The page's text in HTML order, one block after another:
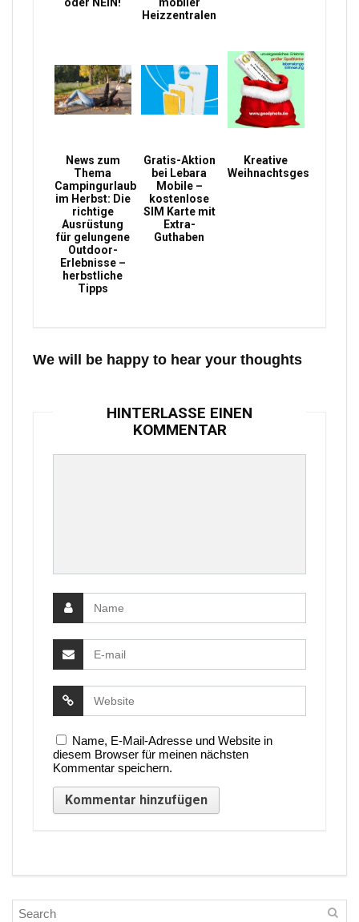
oder NEIN!
mobiler
Heizzentralen
News zum
Thema
Campingurlaub
im Herbst: Die
richtige
Ausrüstung
für gelungene
Outdoor-
Erlebnisse –
herbstliche
Tipps
Gratis-Aktion
bei Lebara
Mobile –
kostenlose
SIM Karte mit
Extra-
Guthaben
Kreative
Weihnachtsgeschenke
We will be happy to hear your thoughts
HINTERLASSE EINEN
KOMMENTAR
Name, E-Mail-Adresse und Website in
diesem Browser für meinen nächsten
Kommentar speichern.